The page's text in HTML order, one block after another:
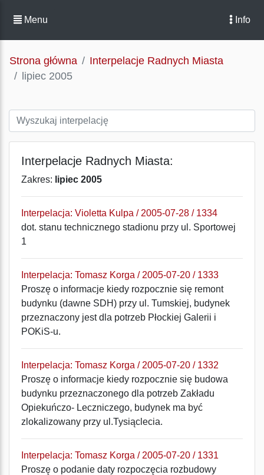
Menu Info
Strona główna
Interpelacje Radnych Miasta
lipiec 2005
Interpelacje Radnych Miasta:
Zakres: lipiec 2005
Interpelacja: Violetta Kulpa / 2005-07-28 / 1334
dot. stanu technicznego stadionu przy ul. Sportowej
1
Interpelacja: Tomasz Korga / 2005-07-20 / 1333
Proszę o informacje kiedy rozpocznie się remont
budynku (dawne SDH) przy ul. Tumskiej, budynek
przeznaczony jest dla potrzeb Płockiej Galerii i
POKiS-u.
Interpelacja: Tomasz Korga / 2005-07-20 / 1332
Proszę o informacje kiedy rozpocznie się budowa
budynku przeznaczonego dla potrzeb Zakładu
Opiekuńczo- Leczniczego, budynek ma być
zlokalizowany przy ul.Tysiąclecia.
Interpelacja: Tomasz Korga / 2005-07-20 / 1331
Proszę o podanie daty rozpoczęcia rozbudowy